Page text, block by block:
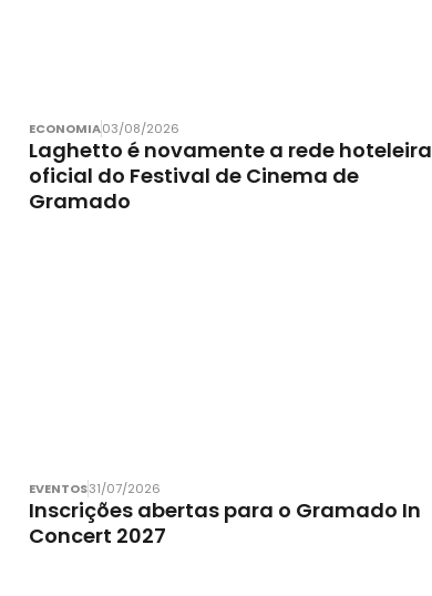
ECONOMIA03/08/2026
Laghetto é novamente a rede hoteleira
oficial do Festival de Cinema de
Gramado
EVENTOS31/07/2026
Inscrições abertas para o Gramado In
Concert 2027